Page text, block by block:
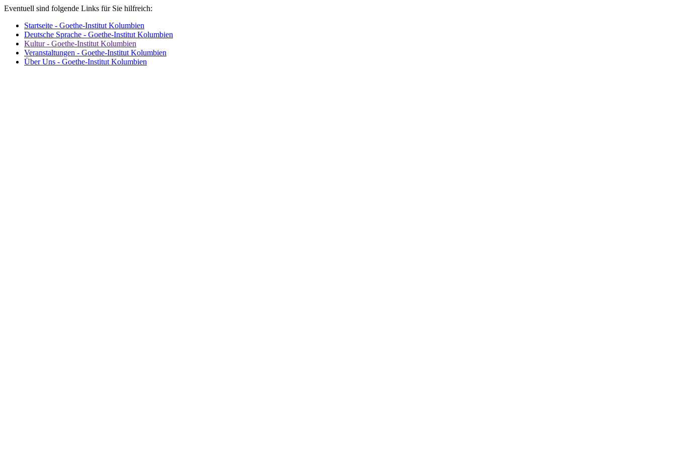
Eventuell sind folgende Links für Sie hilfreich:
Startseite - Goethe-Institut Kolumbien
Deutsche Sprache - Goethe-Institut Kolumbien
Kultur - Goethe-Institut Kolumbien
Veranstaltungen - Goethe-Institut Kolumbien
Über Uns - Goethe-Institut Kolumbien